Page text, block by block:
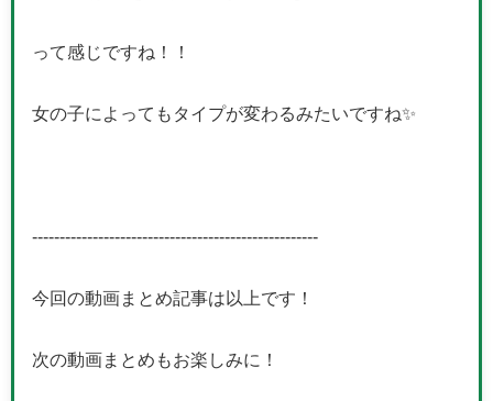
って感じですね！！
女の子によってもタイプが変わるみたいですね✨
----------------------------------------------------
今回の動画まとめ記事は以上です！
次の動画まとめもお楽しみに！